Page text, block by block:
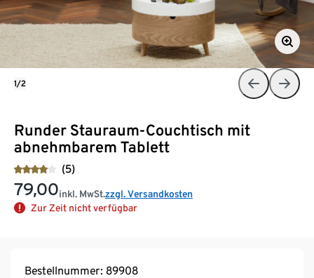
Runder Stauraum-Couchtisch mit
abnehmbarem Tablett
(5)
79,00inkl. MwSt.zzgl. Versandkosten
Zur Zeit nicht verfügbar
1/2
Bestellnummer: 89908